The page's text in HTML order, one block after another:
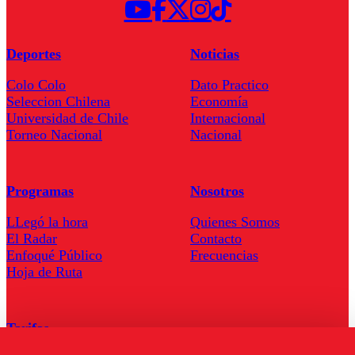
Deportes
Colo Colo
Seleccion Chilena
Universidad de Chile
Torneo Nacional
Noticias
Dato Practico
Economía
Internacional
Nacional
Programas
LLegó la hora
El Radar
Enfoqué Público
Hoja de Ruta
Nosotros
Quienes Somos
Contacto
Frecuencias
Tarifas